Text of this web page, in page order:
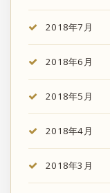
2018年7月
2018年6月
2018年5月
2018年4月
2018年3月